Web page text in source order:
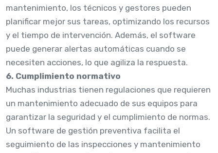
mantenimiento, los técnicos y gestores pueden
planificar mejor sus tareas, optimizando los recursos
y el tiempo de intervención. Además, el software
puede generar alertas automáticas cuando se
necesiten acciones, lo que agiliza la respuesta.
6. Cumplimiento normativo
Muchas industrias tienen regulaciones que requieren
un mantenimiento adecuado de sus equipos para
garantizar la seguridad y el cumplimiento de normas.
Un software de gestión preventiva facilita el
seguimiento de las inspecciones y mantenimiento